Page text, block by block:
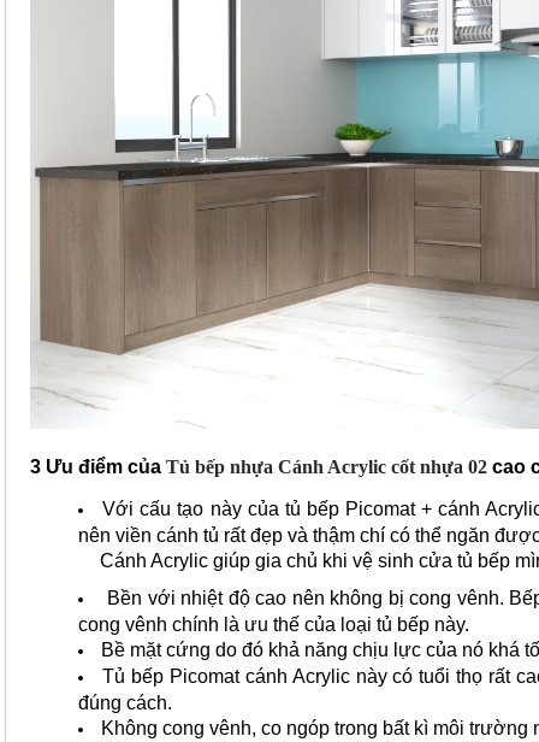
3 Ưu điểm của Tủ bếp nhựa Cánh Acrylic cốt nhựa 02 cao
Với cấu tạo này của tủ bếp Picomat + cánh
nên viền cánh tủ rất đẹp và thậm chí có thể ngăn
Cánh Acrylic giúp gia chủ khi vệ sinh cửa tủ bếp
Bền với nhiệt độ cao nên không bị cong vênh.
cong vênh chính là ưu thế của loại tủ bếp này.
Bề mặt cứng do đó khả năng chịu lực của nó khá
Tủ bếp Picomat cánh Acrylic này có tuổi thọ rất
đúng cách.
Không cong vênh, co ngóp trong bất kì môi trường